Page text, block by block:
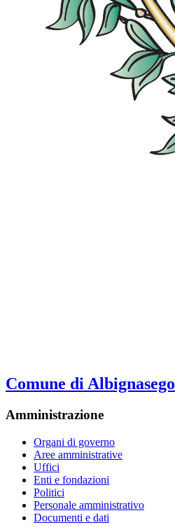
Comune di Albignasego
Amministrazione
Organi di governo
Aree amministrative
Uffici
Enti e fondazioni
Politici
Personale amministrativo
Documenti e dati